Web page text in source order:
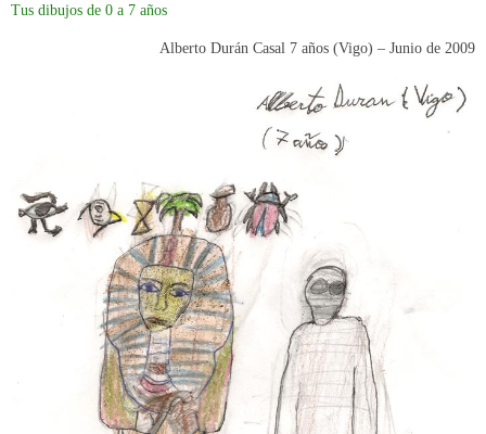
Tus dibujos de 0 a 7 años
Alberto Durán Casal 7 años (Vigo) – Junio de 2009